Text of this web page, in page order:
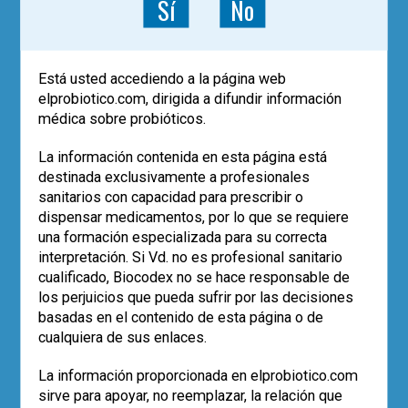
Dentro de los organismos e instituciones
convocadas, se ha invitado a laSociedad
Española de Probióticos y Prebióticos
(SEPyP) a participar en la LINEA
ESTRATEGICA IV: DEFINIR LAS
PRIORIDADES EN MATERIA DE
INVESTIGACION y, en concreto, en la
Acción Conjunta en Salud Animal y
Humana de PROMOVER LA
INVESTIGACIÓN DE ALTERNATIVAS A
LOS ANTIBIÓTICOS EN EL CAMPO DE
LA INMUNIDAD.
De este modo laSEPyP quiere realizar
Propuestas de Investigacióncentradas
en la relevancia de la modulación de la
microbiota intestinal
de probióticos y prebióticos o con la
capacidad de las bacterias autóctonas
Sí No
Está usted accediendo a la página web
elprobiotico.com, dirigida a difundir información
médica sobre probióticos.
La información contenida en esta página está
destinada exclusivamente a profesionales
sanitarios con capacidad para prescribir o
dispensar medicamentos, por lo que se requiere
una formación especializada para su correcta
interpretación. Si Vd. no es profesional sanitario
cualificado, Biocodex no se hace responsable de
los perjuicios que pueda sufrir por las decisiones
basadas en el contenido de esta página o de
cualquiera de sus enlaces.
La información proporcionada en elprobiotico.com
sirve para apoyar, no reemplazar, la relación que